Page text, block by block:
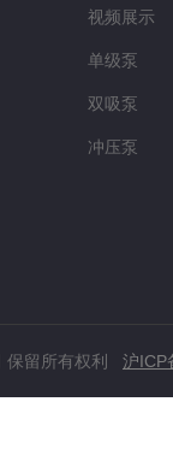
视频展示
单级泵
双吸泵
冲压泵
保留所有权利 沪ICP